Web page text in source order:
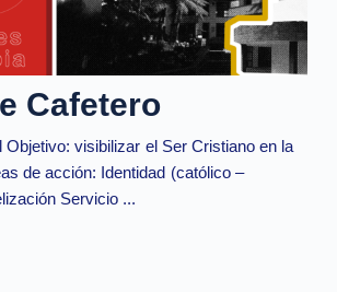
Cafetero
Objetivo: visibilizar el Ser Cristiano en la
de acción: Identidad (católico –
Servicio ...